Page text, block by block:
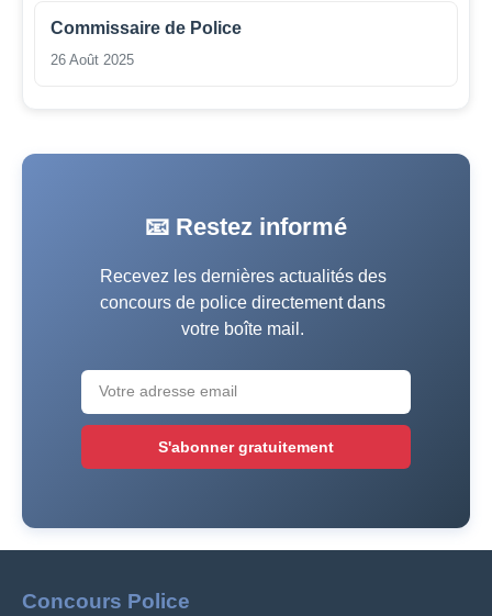
Commissaire de Police
26 Août 2025
📧 Restez informé
Recevez les dernières actualités des
concours de police directement dans
votre boîte mail.
S'abonner gratuitement
Concours Police